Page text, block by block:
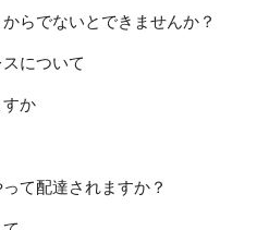
らでないとできませんか？
について
か
て配達されますか？